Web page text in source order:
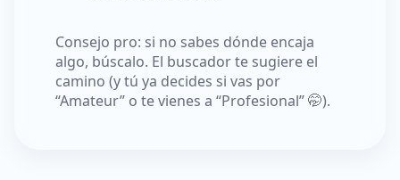
Consejo pro: si no sabes dónde encaja
algo, búscalo. El buscador te sugiere el
camino (y tú ya decides si vas por
“Amateur” o te vienes a “Profesional” 🤭).